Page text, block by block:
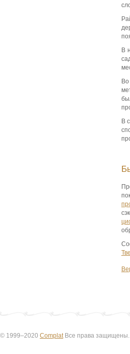
В
В
© 1999–2020 ComplatВсе права защищены.